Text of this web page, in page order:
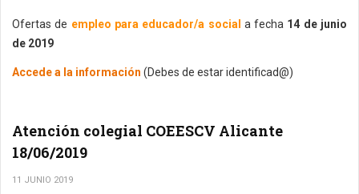
Ofertas de empleo para educador/a social a fecha 14 de junio
de 2019
Accede a la información (Debes de estar identificad@)
Atención colegial COEESCV Alicante
18/06/2019
11 JUNIO 2019